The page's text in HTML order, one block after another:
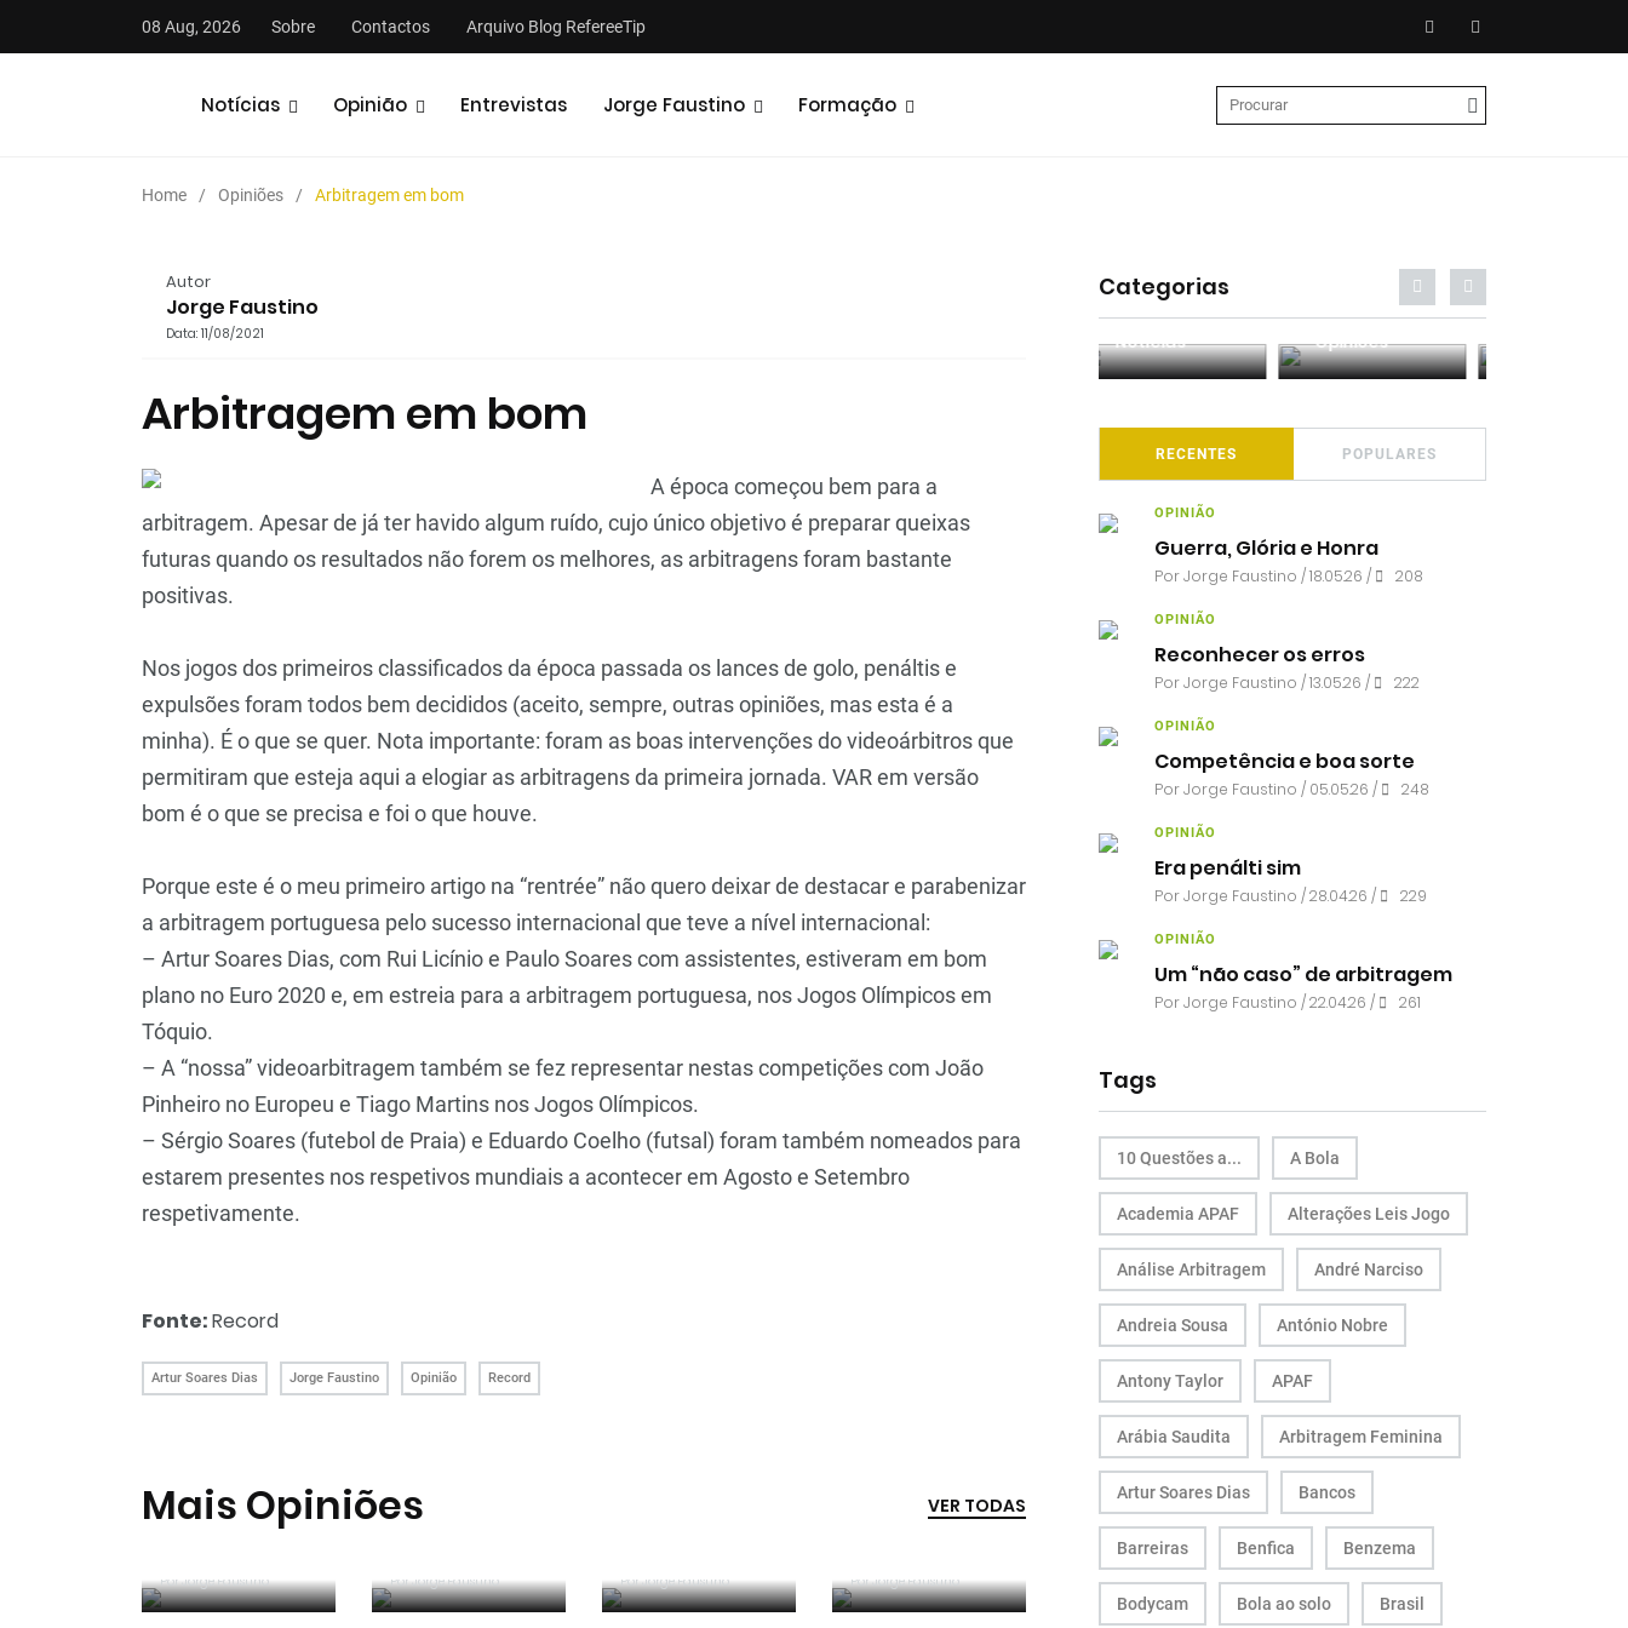
08 Aug, 2026 Sobre Contactos Arquivo Blog RefereeTip
Notícias Opinião Entrevistas Jorge Faustino Formação
Home Opiniões Arbitragem em bom
Autor
Jorge Faustino
Data: 11/08/2021
Arbitragem em bom
A época começou bem para a
arbitragem. Apesar de já ter havido algum ruído, cujo único objetivo é preparar queixas
futuras quando os resultados não forem os melhores, as arbitragens foram bastante
positivas.
Nos jogos dos primeiros classificados da época passada os lances de golo, penáltis e
expulsões foram todos bem decididos (aceito, sempre, outras opiniões, mas esta é a
minha). É o que se quer. Nota importante: foram as boas intervenções do videoárbitros que
permitiram que esteja aqui a elogiar as arbitragens da primeira jornada. VAR em versão
bom é o que se precisa e foi o que houve.
Porque este é o meu primeiro artigo na “rentrée” não quero deixar de destacar e parabenizar
a arbitragem portuguesa pelo sucesso internacional que teve a nível internacional:
– Artur Soares Dias, com Rui Licínio e Paulo Soares com assistentes, estiveram em bom
plano no Euro 2020 e, em estreia para a arbitragem portuguesa, nos Jogos Olímpicos em
Tóquio.
– A “nossa” videoarbitragem também se fez representar nestas competições com João
Pinheiro no Europeu e Tiago Martins nos Jogos Olímpicos.
– Sérgio Soares (futebol de Praia) e Eduardo Coelho (futsal) foram também nomeados para
estarem presentes nos respetivos mundiais a acontecer em Agosto e Setembro
respetivamente.
Fonte:Record
Artur Soares Dias Jorge Faustino Opinião Record
Mais Opiniões
VER TODAS
PorJorge Faustino PorJorge Faustino PorJorge Faustino PorJorge Faustino
Um “não caso”
Entre os
melhores do
Critério e
Forma vs
Categorias
Análises Entrevistas Análises
RECENTES POPULARES
OPINIÃO
Guerra, Glória e Honra
PorJorge Faustino / 18.05.26 / 208
OPINIÃO
Reconhecer os erros
PorJorge Faustino / 13.05.26 / 222
OPINIÃO
Competência e boa sorte
PorJorge Faustino / 05.05.26 / 248
OPINIÃO
Era penálti sim
PorJorge Faustino / 28.04.26 / 229
OPINIÃO
Um “não caso” de arbitragem
PorJorge Faustino / 22.04.26 / 261
Tags
10 Questões a... A Bola
Academia APAF Alterações Leis Jogo
Análise Arbitragem André Narciso
Andreia Sousa António Nobre
Antony Taylor APAF
Arábia Saudita Arbitragem Feminina
Artur Soares Dias Bancos
Barreiras Benfica Benzema
Bodycam Bola ao solo Brasil